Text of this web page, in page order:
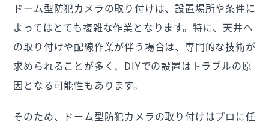
ドーム型防犯カメラの取り付けは、設置場所や条件に
よってはとても複雑な作業となります。特に、天井へ
の取り付けや配線作業が伴う場合は、専門的な技術が
求められることが多く、DIYでの設置はトラブルの原
因となる可能性もあります。
そのため、ドーム型防犯カメラの取り付けはプロに任